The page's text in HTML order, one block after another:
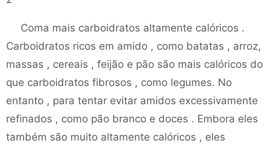
Coma mais carboidratos altamente calóricos .
Carboidratos ricos em amido , como batatas , arroz,
massas , cereais , feijão e pão são mais calóricos do
que carboidratos fibrosos , como legumes. No
entanto , para tentar evitar amidos excessivamente
refinados , como pão branco e doces . Embora eles
também são muito altamente calóricos , eles